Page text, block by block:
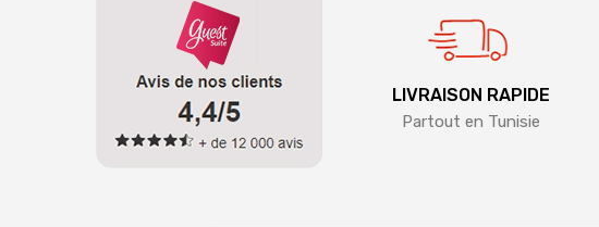
LIVRAISON RAPIDE
Partout en Tunisie